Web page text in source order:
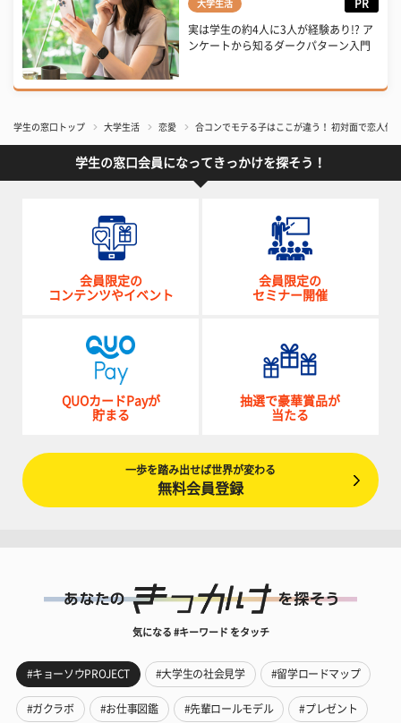
大学生活 PR
実は学生の約4人に3人が経験あり!? ア
ンケートから知るダークパターン入門
学生の窓口トップ 大学生活 恋愛 合コンでモテる子はここが違う！ 初対面で恋人候
学生の窓口会員になってきっかけを探そう！
会員限定の
コンテンツやイベント
会員限定の
セミナー開催
QUOカードPayが
貯まる
抽選で豪華賞品が
当たる
一歩を踏み出せば世界が変わる
無料会員登録
気になる #キーワード をタッチ
#キョーソウPROJECT #大学生の社会見学 #留学ロードマップ
#ガクラボ #お仕事図鑑 #先輩ロールモデル #プレゼント